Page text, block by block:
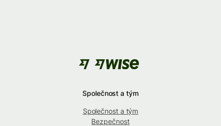
Společnost a tým
Společnost a tým
Bezpečnost